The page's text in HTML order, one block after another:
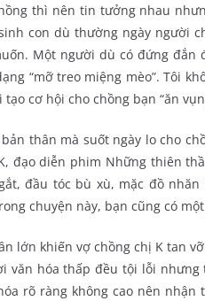
thì nên tin tưởng nhau
con dù thường ngày người
Một người dù có đứng đắn
“mỡ treo miệng mèo”. Tôi
cơ hội cho chồng bạn “ăn
thân mà suốt ngày lo cho
đạo diễn phim Những thiên
đầu tóc bù xù, mặc đồ
chuyện này, bạn cũng có
lớn khiến vợ chồng chị K tan
văn hóa thấp đều tội lỗi
rõ ràng không cao nên nhận